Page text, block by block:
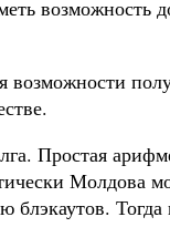
возможность
возможности
Простая
Молдова